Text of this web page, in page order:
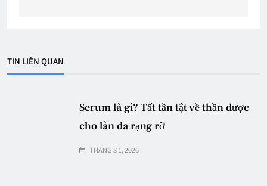
TIN LIÊN QUAN
Serum là gì? Tất tần tật về thần dược
cho làn da rạng rỡ
THÁNG 8 1, 2026